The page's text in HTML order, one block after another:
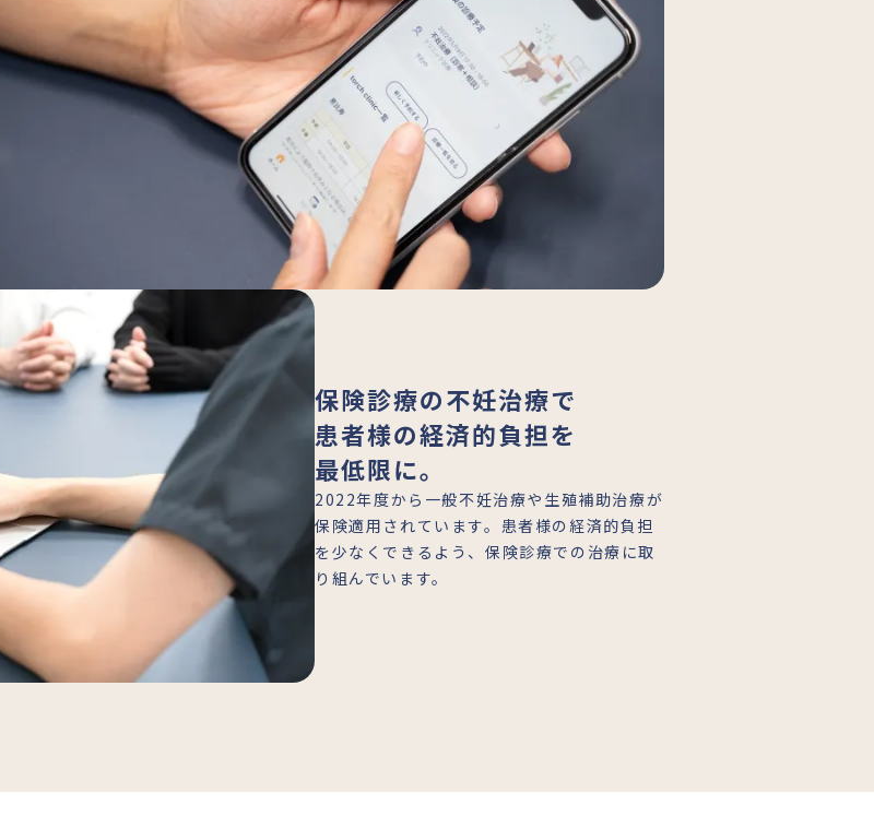
保険診療の不妊治療で
患者様の経済的負担を
最低限に。
2022年度から一般不妊治療や生殖補助治療が
保険適用されています。患者様の経済的負担
を少なくできるよう、保険診療での治療に取
り組んでいます。